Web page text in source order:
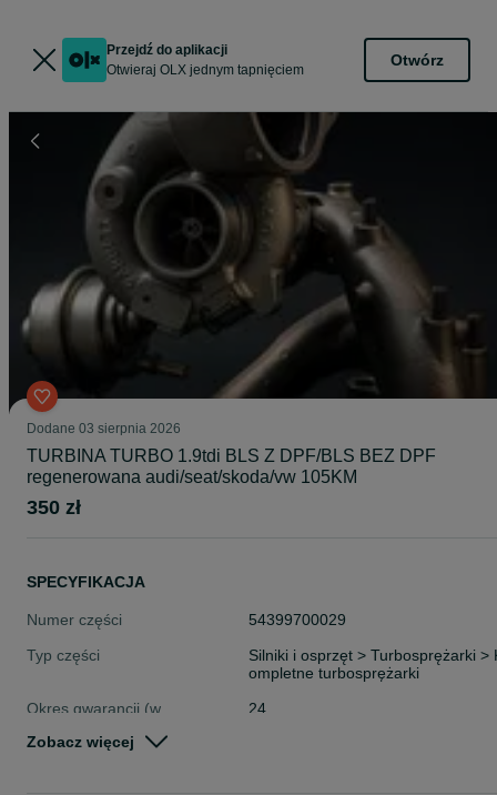
Przejdź do aplikacji
Otwieraj OLX jednym tapnięciem
Otwórz
Dodane 03 sierpnia 2026
TURBINA TURBO 1.9tdi BLS Z DPF/BLS BEZ DPF
regenerowana audi/seat/skoda/vw 105KM
350 zł
SPECYFIKACJA
Numer części
54399700029
Typ części
Silniki i osprzęt > Turbosprężarki >
ompletne turbosprężarki
Okres gwarancji (w
24
Zobacz więcej